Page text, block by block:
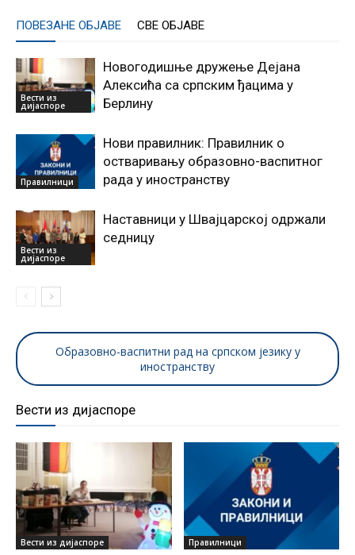
ПОВЕЗАНЕ ОБЈАВЕ СВЕ ОБЈАВЕ
Вести из
дијаспоре
Новогодишње дружење Дејана
Алексића са српским ђацима у
Берлину
Правилници
Нови правилник: Правилник о
остваривању образовно-васпитног
рада у иностранству
Вести из
дијаспоре
Наставници у Швајцарској одржали
седницу
Образовно-васпитни рад на српском језику у
иностранству
Вести из дијаспоре
Вести из дијаспоре Правилници